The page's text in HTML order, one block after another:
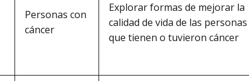
Personas con
cáncer
Explorar formas de mejorar la
calidad de vida de las personas
que tienen o tuvieron cáncer